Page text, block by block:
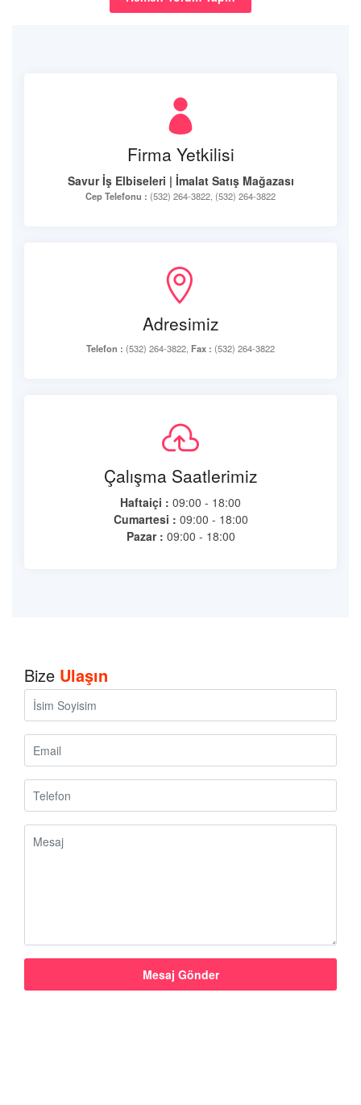
Firma Yetkilisi
Savur İş Elbiseleri | İmalat Satış Mağazası
Cep Telefonu : (532) 264-3822, (532) 264-3822
Adresimiz
Telefon : (532) 264-3822, Fax : (532) 264-3822
Çalışma Saatlerimiz
Haftaiçi : 09:00 - 18:00
Cumartesi : 09:00 - 18:00
Pazar : 09:00 - 18:00
Bize Ulaşın